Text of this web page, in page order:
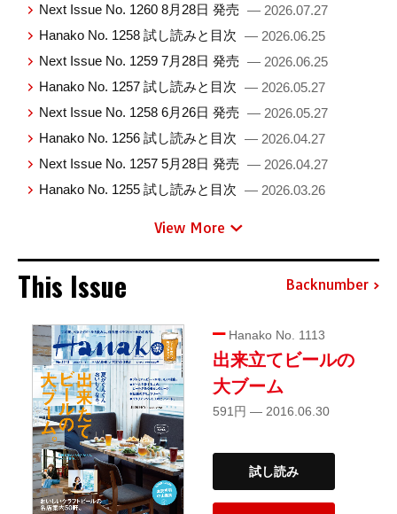
Next Issue No. 1260 8月28日 発売 — 2026.07.27
Hanako No. 1258 試し読みと目次 — 2026.06.25
Next Issue No. 1259 7月28日 発売 — 2026.06.25
Hanako No. 1257 試し読みと目次 — 2026.05.27
Next Issue No. 1258 6月26日 発売 — 2026.05.27
Hanako No. 1256 試し読みと目次 — 2026.04.27
Next Issue No. 1257 5月28日 発売 — 2026.04.27
Hanako No. 1255 試し読みと目次 — 2026.03.26
View More
This Issue Backnumber
Hanako No. 1113
出来立てビールの
大ブーム
591円 — 2016.06.30
試し読み